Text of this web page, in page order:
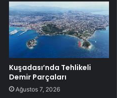
Kuşadası’nda Tehlikeli
Demir Parçaları
Ağustos 7, 2026